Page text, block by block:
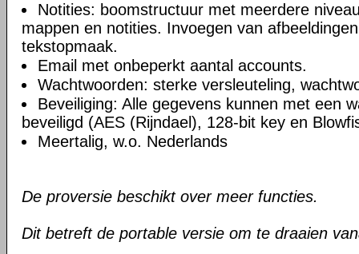
Notities: boomstructuur met meerdere
mappen en notities. Invoegen van
tekstopmaak.
Email met onbeperkt aantal accounts.
Wachtwoorden: sterke versleuteling,
Beveiliging: Alle gegevens kunnen met een
beveiligd (AES (Rijndael), 128-bit key en
Meertalig, w.o. Nederlands
De proversie beschikt over meer functies.
Dit betreft de portable versie om te draaien